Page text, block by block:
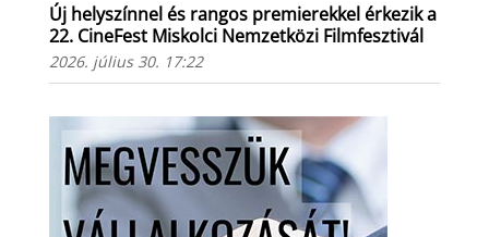
Új helyszínnel és rangos premierekkel érkezik a
22. CineFest Miskolci Nemzetközi Filmfesztivál
2026. július 30. 17:22